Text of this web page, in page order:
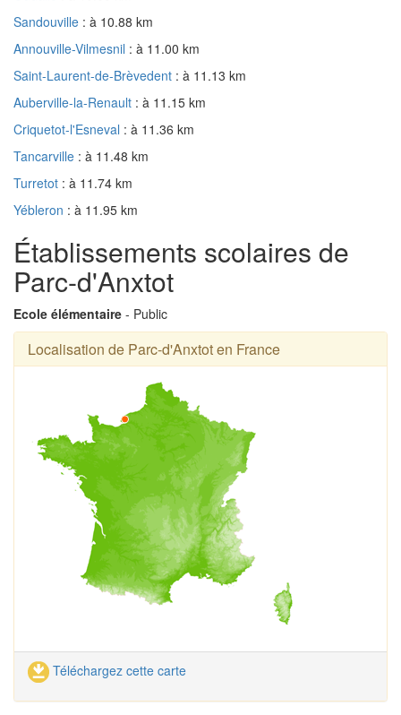
Sandouville : à 10.88 km
Annouville-Vilmesnil : à 11.00 km
Saint-Laurent-de-Brèvedent : à 11.13 km
Auberville-la-Renault : à 11.15 km
Criquetot-l'Esneval : à 11.36 km
Tancarville : à 11.48 km
Turretot : à 11.74 km
Yébleron : à 11.95 km
Établissements scolaires de
Parc-d'Anxtot
Ecole élémentaire - Public
Localisation de Parc-d'Anxtot en France
Téléchargez cette carte